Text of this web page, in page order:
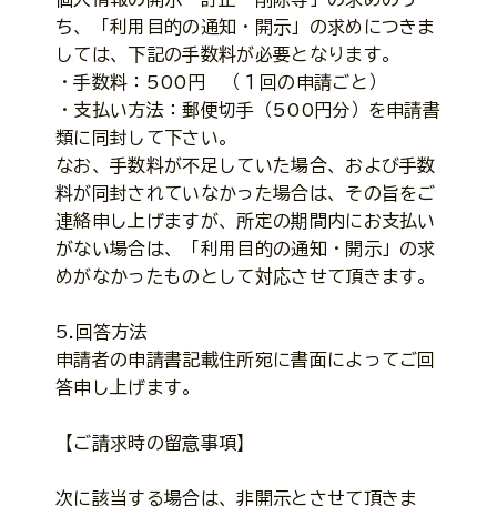
ち、「利用目的の通知・開示」の求めにつきま
しては、下記の手数料が必要となります。
・手数料：500円 （１回の申請ごと）
・支払い方法：郵便切手（500円分）を申請書
類に同封して下さい。
なお、手数料が不足していた場合、および手数
料が同封されていなかった場合は、その旨をご
連絡申し上げますが、所定の期間内にお支払い
がない場合は、「利用目的の通知・開示」の求
めがなかったものとして対応させて頂きます。
5.回答方法
申請者の申請書記載住所宛に書面によってご回
答申し上げます。
【ご請求時の留意事項】
次に該当する場合は、非開示とさせて頂きま